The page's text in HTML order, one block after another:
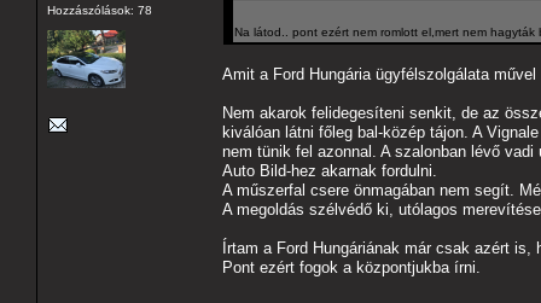
Hozzászólások: 78
Na látod.. pont ezért nem romlott el,mert nem
Amit a Ford Hungária ügyfélszolgálata
Nem akarok felidegesíteni senkit, de az
kiválóan látni főleg bal-közép tájon. A
nem tünik fel azonnal. A szalonban lévő
Auto Bild-hez akarnak fordulni.
A műszerfal csere önmagában nem segít.
A megoldás szélvédő ki, utólagos
Írtam a Ford Hungáriának már csak azért
Pont ezért fogok a központjukba írni.